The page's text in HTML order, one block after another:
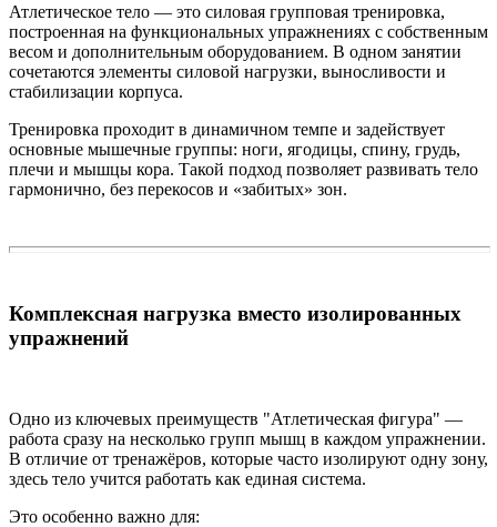
Атлетическое тело — это силовая групповая тренировка,
построенная на функциональных упражнениях с собственным
весом и дополнительным оборудованием. В одном занятии
сочетаются элементы силовой нагрузки, выносливости и
стабилизации корпуса.
Тренировка проходит в динамичном темпе и задействует
основные мышечные группы: ноги, ягодицы, спину, грудь,
плечи и мышцы кора. Такой подход позволяет развивать тело
гармонично, без перекосов и «забитых» зон.
Комплексная нагрузка вместо изолированных
упражнений
Одно из ключевых преимуществ "Атлетическая фигура" —
работа сразу на несколько групп мышц в каждом упражнении.
В отличие от тренажёров, которые часто изолируют одну зону,
здесь тело учится работать как единая система.
Это особенно важно для: